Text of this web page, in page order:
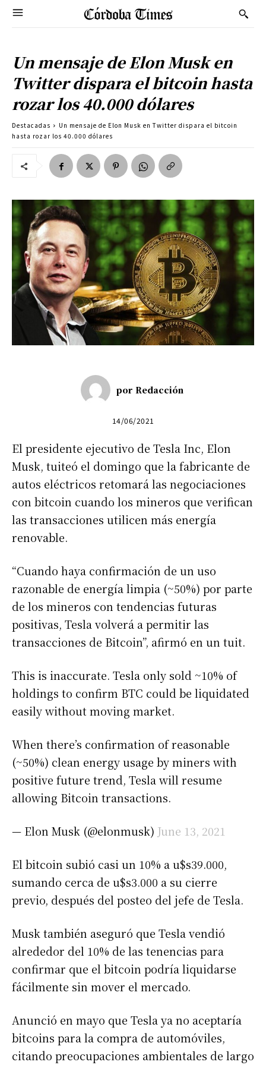
Un mensaje de Elon Musk en
Twitter dispara el bitcoin hasta
rozar los 40.000 dólares
Destacadas
Un mensaje de Elon Musk en Twitter dispara el bitcoin
hasta rozar los 40.000 dólares
por Redacción
14/06/2021
El presidente ejecutivo de Tesla Inc, Elon
Musk, tuiteó el domingo que la fabricante de
autos eléctricos retomará las negociaciones
con bitcoin cuando los mineros que verifican
las transacciones utilicen más energía
renovable.
“Cuando haya confirmación de un uso
razonable de energía limpia (~50%) por parte
de los mineros con tendencias futuras
positivas, Tesla volverá a permitir las
transacciones de Bitcoin”, afirmó en un tuit.
This is inaccurate. Tesla only sold ~10% of
holdings to confirm BTC could be liquidated
easily without moving market.
When there’s confirmation of reasonable
(~50%) clean energy usage by miners with
positive future trend, Tesla will resume
allowing Bitcoin transactions.
— Elon Musk (@elonmusk) June 13, 2021
El bitcoin subió casi un 10% a u$s39.000,
sumando cerca de u$s3.000 a su cierre
previo, después del posteo del jefe de Tesla.
Musk también aseguró que Tesla vendió
alrededor del 10% de las tenencias para
confirmar que el bitcoin podría liquidarse
fácilmente sin mover el mercado.
Anunció en mayo que Tesla ya no aceptaría
bitcoins para la compra de automóviles,
citando preocupaciones ambientales de largo